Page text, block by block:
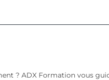
? ADX Formation vous